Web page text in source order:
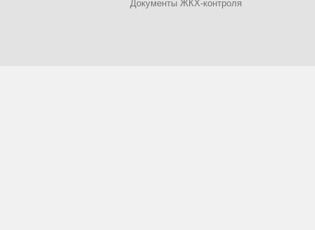
Документы ЖКХ-контроля